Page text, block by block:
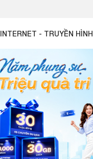
INTERNET - TRUYỀN HÌNH